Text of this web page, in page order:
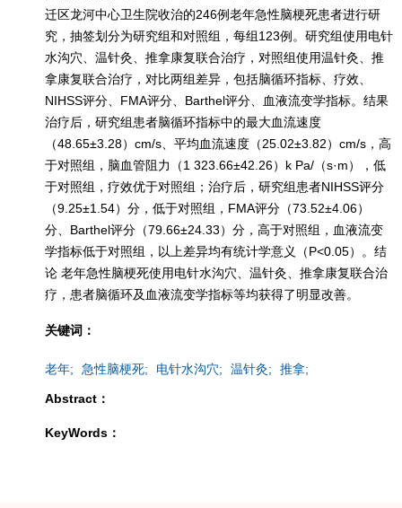
迁区龙河中心卫生院收治的246例老年急性脑梗死患者进行研
究，抽签划分为研究组和对照组，每组123例。研究组使用电针
水沟穴、温针灸、推拿康复联合治疗，对照组使用温针灸、推
拿康复联合治疗，对比两组差异，包括脑循环指标、疗效、
NIHSS评分、FMA评分、Barthel评分、血液流变学指标。结果
治疗后，研究组患者脑循环指标中的最大血流速度
（48.65±3.28）cm/s、平均血流速度（25.02±3.82）cm/s，高
于对照组，脑血管阻力（1 323.66±42.26）k Pa/（s·m），低
于对照组，疗效优于对照组；治疗后，研究组患者NIHSS评分
（9.25±1.54）分，低于对照组，FMA评分（73.52±4.06）
分、Barthel评分（79.66±24.33）分，高于对照组，血液流变
学指标低于对照组，以上差异均有统计学意义（P<0.05）。结
论 老年急性脑梗死使用电针水沟穴、温针灸、推拿康复联合治
疗，患者脑循环及血液流变学指标等均获得了明显改善。
关键词：
老年; 急性脑梗死; 电针水沟穴; 温针灸; 推拿;
Abstract：
KeyWords：